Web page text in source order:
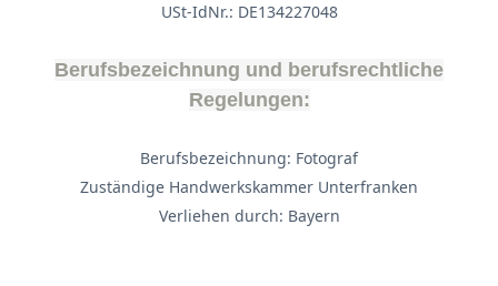
USt-IdNr.: DE134227048
Berufsbezeichnung und berufsrechtliche
Regelungen:
Berufsbezeichnung: Fotograf
Zuständige Handwerkskammer Unterfranken
Verliehen durch: Bayern